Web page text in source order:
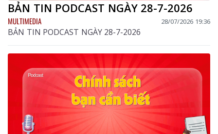
BẢN TIN PODCAST NGÀY 28-7-2026
MULTIMEDIA 28/07/2026 19:36
BẢN TIN PODCAST NGÀY 28-7-2026